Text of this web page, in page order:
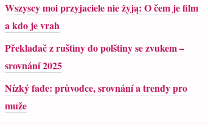
Wszyscy moi przyjaciele nie żyją: O čem je film
a kdo je vrah
Překladač z ruštiny do polštiny se zvukem –
srovnání 2025
Nízký fade: průvodce, srovnání a trendy pro
muže